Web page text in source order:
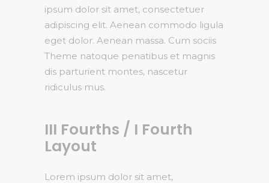
ipsum dolor sit amet, consectetuer
adipiscing elit. Aenean commodo ligula
eget dolor. Aenean massa. Cum sociis
Theme natoque penatibus et magnis
dis parturient montes, nascetur
ridiculus mus.
III Fourths / I Fourth
Layout
Lorem ipsum dolor sit amet,